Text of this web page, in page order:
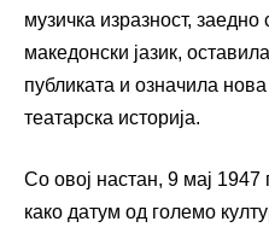
музичка изразност, заедно
македонски јазик,
публиката и означила
театарска историја.
Со овој настан, 9 мај
како датум од големо